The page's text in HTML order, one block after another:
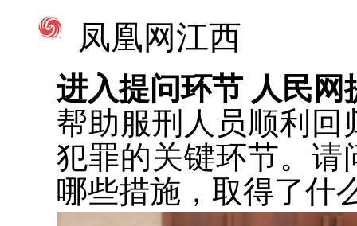
凤凰网江西
进入提问环节 人民网
帮助服刑人员顺利回
犯罪的关键环节。请
哪些措施，取得了什